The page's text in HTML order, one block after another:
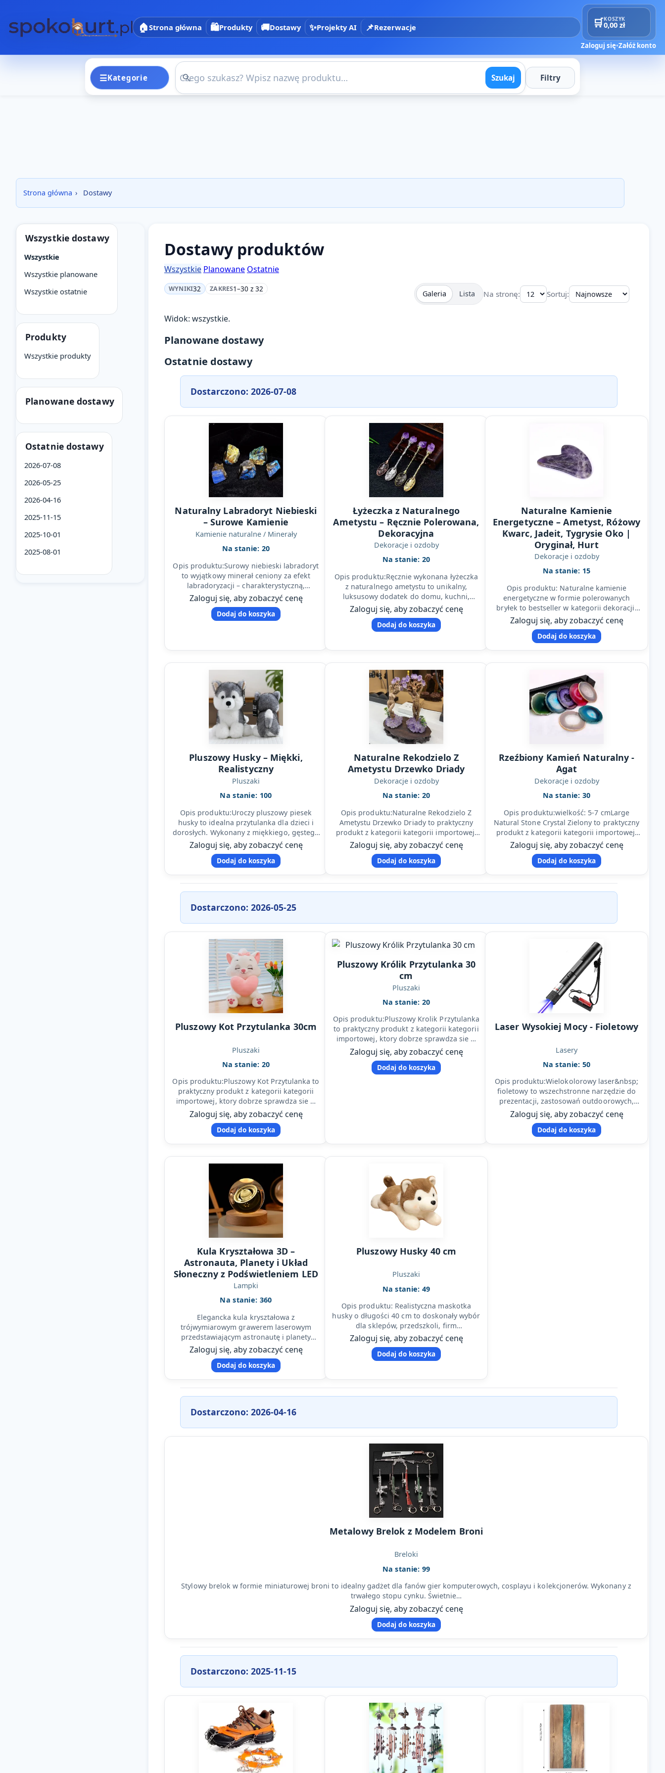
🏠Strona główna 🛍️Produkty 🚚Dostawy ✨Projekty AI 📌Rezerwacje 🛒KOSZYK
0,00 zł
Zaloguj się•Załóż konto
☰Kategorie Szukaj Filtry
Strona główna › Dostawy
Wszystkie dostawy
Wszystkie
Wszystkie planowane
Wszystkie ostatnie
Produkty
Wszystkie produkty
Planowane dostawy
Ostatnie dostawy
2026-07-08
2026-05-25
2026-04-16
2025-11-15
2025-10-01
2025-08-01
Dostawy produktów
Wszystkie Planowane Ostatnie
WYNIKI32 ZAKRES1–30 z 32
Galeria Lista Na stronę: Sortuj:
Widok: wszystkie.
Planowane dostawy
Ostatnie dostawy
Dostarczono: 2026-07-08
Naturalny Labradoryt Niebieski
– Surowe Kamienie
Kamienie naturalne / Minerały
Na stanie: 20
Opis produktu:Surowy niebieski labradoryt
to wyjątkowy minerał ceniony za efekt
labradoryzacji – charakterystyczną,
niebieską poświatę widoczną pod światło…
Zaloguj się, aby zobaczyć cenę
Dodaj do koszyka
Łyżeczka z Naturalnego
Ametystu – Ręcznie Polerowana,
Dekoracyjna
Dekoracje i ozdoby
Na stanie: 20
Opis produktu:Ręcznie wykonana łyżeczka
z naturalnego ametystu to unikalny,
luksusowy dodatek do domu, kuchni,
rytuałów wellness oraz dekoracji. Każda
sztuka…
Zaloguj się, aby zobaczyć cenę
Dodaj do koszyka
Naturalne Kamienie
Energetyczne – Ametyst, Różowy
Kwarc, Jadeit, Tygrysie Oko |
Oryginał, Hurt
Dekoracje i ozdoby
Na stanie: 15
Opis produktu: Naturalne kamienie
energetyczne w formie polerowanych
bryłek to bestseller w kategorii dekoracji,
ezoterii i prezentów. Każdy kamień jest…
Zaloguj się, aby zobaczyć cenę
Dodaj do koszyka
Pluszowy Husky – Miękki,
Realistyczny
Pluszaki
Na stanie: 100
Opis produktu:Uroczy pluszowy piesek
husky to idealna przytulanka dla dzieci i
dorosłych. Wykonany z miękkiego, gęstego
pluszu w odcieniach szarości i bieli, z…
Zaloguj się, aby zobaczyć cenę
Dodaj do koszyka
Naturalne Rekodzielo Z
Ametystu Drzewko Driady
Dekoracje i ozdoby
Na stanie: 20
Opis produktu:Naturalne Rekodzielo Z
Ametystu Drzewko Driady to praktyczny
produkt z kategorii kategorii importowej,
ktory dobrze sprawdza sie w codziennej…
Zaloguj się, aby zobaczyć cenę
Dodaj do koszyka
Rzeźbiony Kamień Naturalny -
Agat
Dekoracje i ozdoby
Na stanie: 30
Opis produktu:wielkość: 5-7 cmLarge
Natural Stone Crystal Zielony to praktyczny
produkt z kategorii kategorii importowej,
ktory dobrze sprawdza sie w…
Zaloguj się, aby zobaczyć cenę
Dodaj do koszyka
Dostarczono: 2026-05-25
Pluszowy Kot Przytulanka 30cm
Pluszaki
Na stanie: 20
Opis produktu:Pluszowy Kot Przytulanka to
praktyczny produkt z kategorii kategorii
importowej, ktory dobrze sprawdza sie w
codziennej sprzedazy detalicznej…
Zaloguj się, aby zobaczyć cenę
Dodaj do koszyka
Pluszowy Królik Przytulanka 30
cm
Pluszaki
Na stanie: 20
Opis produktu:Pluszowy Krolik Przytulanka
to praktyczny produkt z kategorii kategorii
importowej, ktory dobrze sprawdza sie w
codziennej sprzedazy detalicznej…
Zaloguj się, aby zobaczyć cenę
Dodaj do koszyka
Laser Wysokiej Mocy - Fioletowy
Lasery
Na stanie: 50
Opis produktu:Wielokolorowy laser&nbsp;
fioletowy to wszechstronne narzędzie do
prezentacji, zastosowań outdoorowych,
astronomii oraz precyzyjnego
wskazywania…
Zaloguj się, aby zobaczyć cenę
Dodaj do koszyka
Kula Kryształowa 3D –
Astronauta, Planety i Układ
Słoneczny z Podświetleniem LED
Lampki
Na stanie: 360
Elegancka kula kryształowa z
trójwymiarowym grawerem laserowym
przedstawiającym astronautę i planety
Układu Słonecznego oraz inne wzory.
Idealna jako lampka…
Zaloguj się, aby zobaczyć cenę
Dodaj do koszyka
Pluszowy Husky 40 cm
Pluszaki
Na stanie: 49
Opis produktu: Realistyczna maskotka
husky o długości 40 cm to doskonały wybór
dla sklepów, przedszkoli, firm
promocyjnych i osób szukających
wyjątkowych…
Zaloguj się, aby zobaczyć cenę
Dodaj do koszyka
Dostarczono: 2026-04-16
Metalowy Brelok z Modelem Broni
Breloki
Na stanie: 99
Stylowy brelok w formie miniaturowej broni to idealny gadżet dla fanów gier komputerowych, cosplayu i kolekcjonerów. Wykonany z
trwałego stopu cynku. Świetnie…
Zaloguj się, aby zobaczyć cenę
Dodaj do koszyka
Dostarczono: 2025-11-15